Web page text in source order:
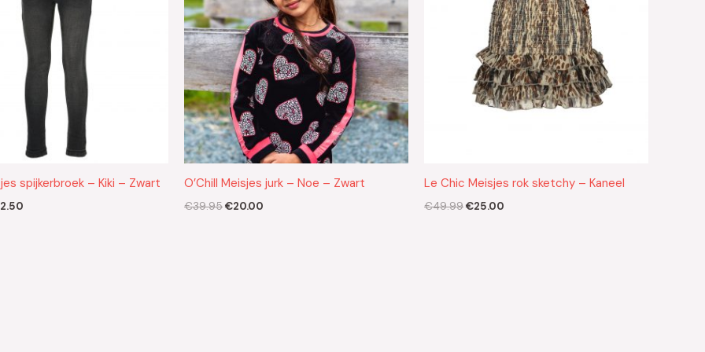
spijkerbroek – Kiki – Zwart O’Chill Meisjes jurk – Noe – Zwart
€39.95€20.00
Le Chic Meisjes rok sketchy – Kaneel
€49.99€25.00